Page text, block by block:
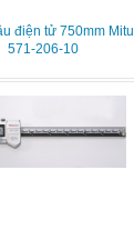
điện tử 750mm
571-206-10